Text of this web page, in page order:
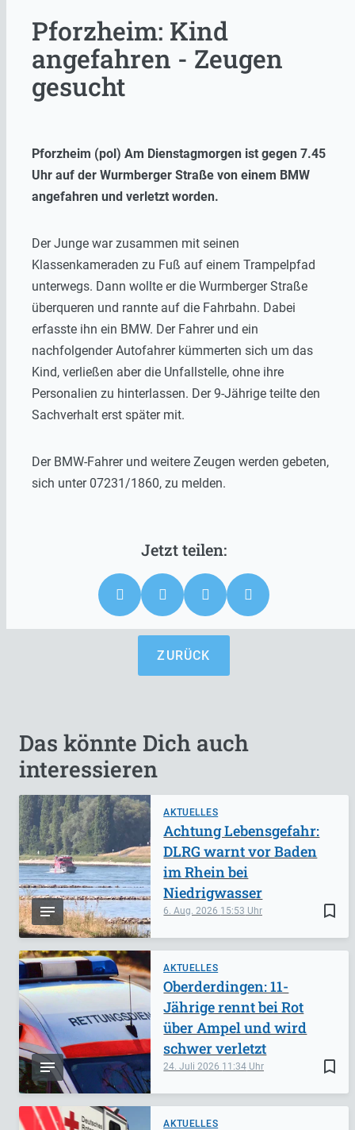
Pforzheim: Kind
angefahren - Zeugen
gesucht
Pforzheim (pol) Am Dienstagmorgen ist gegen 7.45
Uhr auf der Wurmberger Straße von einem BMW
angefahren und verletzt worden.
Der Junge war zusammen mit seinen
Klassenkameraden zu Fuß auf einem Trampelpfad
unterwegs. Dann wollte er die Wurmberger Straße
überqueren und rannte auf die Fahrbahn. Dabei
erfasste ihn ein BMW. Der Fahrer und ein
nachfolgender Autofahrer kümmerten sich um das
Kind, verließen aber die Unfallstelle, ohne ihre
Personalien zu hinterlassen. Der 9-Jährige teilte den
Sachverhalt erst später mit.
Der BMW-Fahrer und weitere Zeugen werden gebeten,
sich unter 07231/1860, zu melden.
ZURÜCK
Das könnte Dich auch
interessieren
AKTUELLES
bookmark_border
6. Aug. 2026 15:53
Achtung Lebensgefahr:
DLRG warnt vor Baden
im Rhein bei
Niedrigwasser
AKTUELLES
bookmark_border
24. Juli 2026 11:34
Oberderdingen: 11-
Jährige rennt bei Rot
über Ampel und wird
schwer verletzt
AKTUELLES